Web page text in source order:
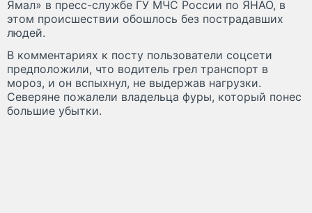
Ямал» в пресс-службе ГУ МЧС России по ЯНАО, в
этом происшествии обошлось без пострадавших
людей.
В комментариях к посту пользователи соцсети
предположили, что водитель грел транспорт в
мороз, и он вспыхнул, не выдержав нагрузки.
Северяне пожалели владельца фуры, который понес
большие убытки.